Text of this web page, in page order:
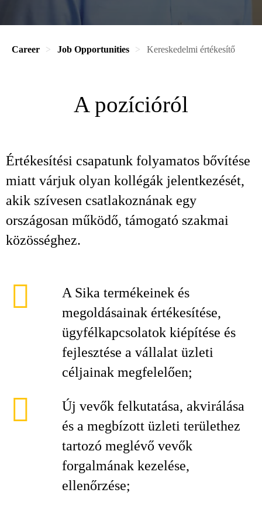
Career Job Opportunities Kereskedelmi értékesítő
A pozícióról
Értékesítési csapatunk folyamatos bővítése
miatt várjuk olyan kollégák jelentkezését,
akik szívesen csatlakoznának egy
országosan működő, támogató szakmai
közösséghez.
A Sika termékeinek és
megoldásainak értékesítése,
ügyfélkapcsolatok kiépítése és
fejlesztése a vállalat üzleti
céljainak megfelelően;
Új vevők felkutatása, akvirálása
és a megbízott üzleti területhez
tartozó meglévő vevők
forgalmának kezelése,
ellenőrzése;